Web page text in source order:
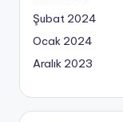
Şubat 2024
Ocak 2024
Aralık 2023